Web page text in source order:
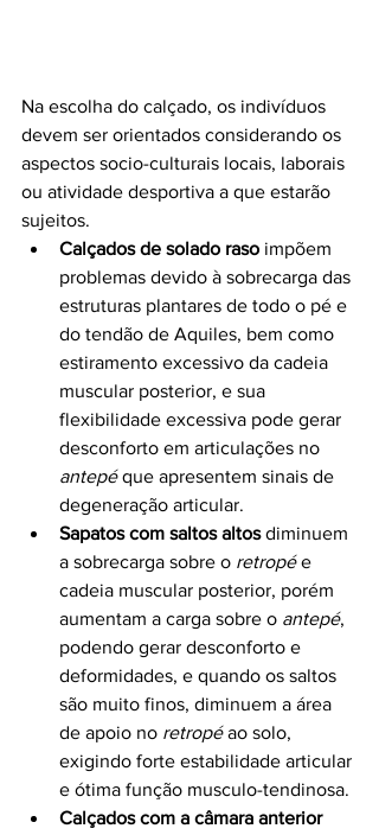
Na escolha do calçado, os indivíduos
devem ser orientados considerando os
aspectos socio-culturais locais, laborais
ou atividade desportiva a que estarão
sujeitos.
Calçados de solado raso impõem
problemas devido à sobrecarga das
estruturas plantares de todo o pé e
do tendão de Aquiles, bem como
estiramento excessivo da cadeia
muscular posterior, e sua
flexibilidade excessiva pode gerar
desconforto em articulações no
antepé que apresentem sinais de
degeneração articular.
Sapatos com saltos altos diminuem
a sobrecarga sobre o retropé e
cadeia muscular posterior, porém
aumentam a carga sobre o antepé,
podendo gerar desconforto e
deformidades, e quando os saltos
são muito finos, diminuem a área
de apoio no retropé ao solo,
exigindo forte estabilidade articular
e ótima função musculo-tendinosa.
Calçados com a câmara anterior